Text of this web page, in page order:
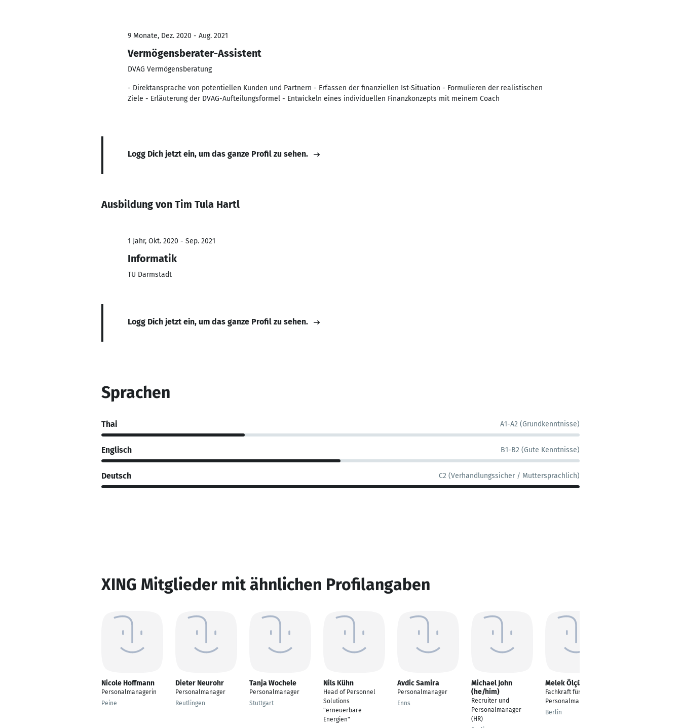
9 Monate, Dez. 2020 - Aug. 2021
Vermögensberater-Assistent
DVAG Vermögensberatung
- Direktansprache von potentiellen Kunden und Partnern - Erfassen der finanziellen Ist-Situation - Formulieren der realistischen
Ziele - Erläuterung der DVAG-Aufteilungsformel - Entwickeln eines individuellen Finanzkonzepts mit meinem Coach
Logg Dich jetzt ein, um das ganze Profil zu sehen.
Ausbildung von Tim Tula Hartl
1 Jahr, Okt. 2020 - Sep. 2021
Informatik
TU Darmstadt
Logg Dich jetzt ein, um das ganze Profil zu sehen.
Sprachen
Thai A1-A2 (Grundkenntnisse)
Englisch B1-B2 (Gute Kenntnisse)
Deutsch C2 (Verhandlungssicher / Muttersprachlich)
XING Mitglieder mit ähnlichen Profilangaben
Nicole Hoffmann
Personalmanagerin
Peine
Dieter Neurohr
Personalmanager
Reutlingen
Tanja Wochele
Personalmanager
Stuttgart
Nils Kühn
Head of Personnel
Solutions
"erneuerbare
Energien"
Avdic Samira
Personalmanager
Enns
Michael John
(he/him)
Recruiter und
Personalmanager
(HR)
Melek Ölçüm
Fachkraft für
Personalmanagement
Berlin